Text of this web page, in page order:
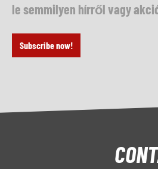
le semmilyen hírről vagy
Subscribe now!